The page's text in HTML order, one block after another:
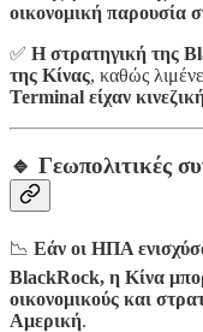
οικονομική παρουσία
✅ Η στρατηγική της
της Κίνας, καθώς
Terminal είχαν
🔹 Γεωπολιτικές
📉 Εάν οι ΗΠΑ
BlackRock, η Κίνα
οικονομικούς και
Αμερική.